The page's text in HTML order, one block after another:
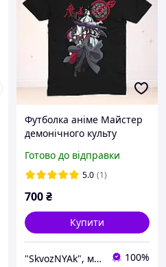
Футболка аніме Майстер
демонічного культу
Готово до відправки
5.0 (1)
700₴
Купити
"SkvozNYAk", магазин аніме, манґи та коміксів 100%